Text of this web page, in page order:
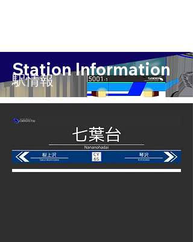
Station Information
​駅情報